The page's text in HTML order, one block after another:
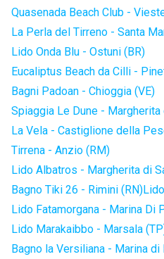
Quasenada Beach Club -
La Perla del Tirreno - Santa
Lido Onda Blu - Ostuni (BR)
Eucaliptus Beach da Cilli -
Bagni Padoan - Chioggia (VE)
Spiaggia Le Dune - Margherita
La Vela - Castiglione della
Tirrena - Anzio (RM)
Lido Albatros - Margherita di
Bagno Tiki 26 - Rimini (RN)
Lido Fatamorgana - Marina Di
Lido Marakaibbo - Marsala
Bagno la Versiliana - Marina di